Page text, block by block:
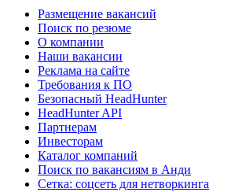
Размещение вакансий
Поиск по резюме
О компании
Наши вакансии
Реклама на сайте
Требования к ПО
Безопасный HeadHunter
HeadHunter API
Партнерам
Инвесторам
Каталог компаний
Поиск по вакансиям в Анди
Сетка: соцсеть для нетворкинга